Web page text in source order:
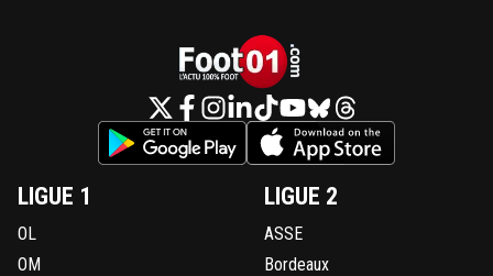
LIGUE 1
OL
OM
LIGUE 2
ASSE
Bordeaux